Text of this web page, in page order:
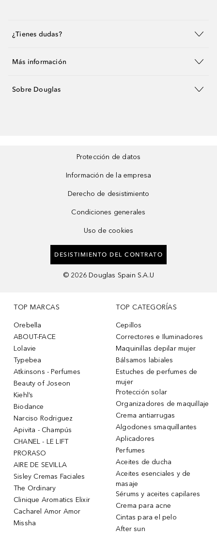
¿Tienes dudas?
Más información
Sobre Douglas
Protección de datos
Información de la empresa
Derecho de desistimiento
Condiciones generales
Uso de cookies
DESISTIMIENTO DEL CONTRATO
© 2026 Douglas Spain S.A.U
TOP MARCAS
Orebella
ABOUT-FACE
Lolavie
Typebea
Atkinsons - Perfumes
Beauty of Joseon
Kiehl’s
Biodance
Narciso Rodriguez
Apivita - Champús
CHANEL - LE LIFT
PRORASO
AIRE DE SEVILLA
Sisley Cremas Faciales
The Ordinary
Clinique Aromatics Elixir
Cacharel Amor Amor
Missha
TOP CATEGORÍAS
Cepillos
Correctores e Iluminadores
Maquinillas depilar mujer
Bálsamos labiales
Estuches de perfumes de
mujer
Protección solar
Organizadores de maquillaje
Crema antiarrugas
Algodones smaquillantes
Aplicadores
Perfumes
Aceites de ducha
Aceites esenciales y de
masaje
Sérums y aceites capilares
Crema para acne
Cintas para el pelo
After sun